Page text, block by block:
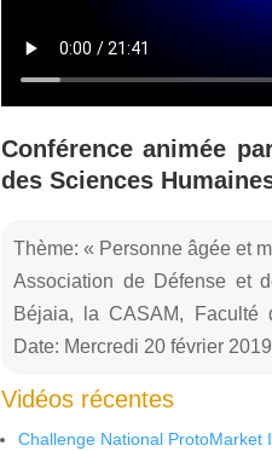
Conférence animée
des Sciences
Thème: « Personne âgée et
Association de Défense et
Béjaia, la CASAM, Faculté
Date: Mercredi 20 février 2019
Vidéos récentes
Challenge National ProtoMarket